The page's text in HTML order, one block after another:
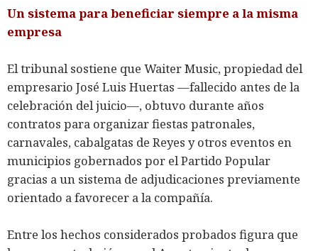
Un sistema para beneficiar siempre a la misma
empresa
El tribunal sostiene que Waiter Music, propiedad del
empresario José Luis Huertas —fallecido antes de la
celebración del juicio—, obtuvo durante años
contratos para organizar fiestas patronales,
carnavales, cabalgatas de Reyes y otros eventos en
municipios gobernados por el Partido Popular
gracias a un sistema de adjudicaciones previamente
orientado a favorecer a la compañía.
Entre los hechos considerados probados figura que